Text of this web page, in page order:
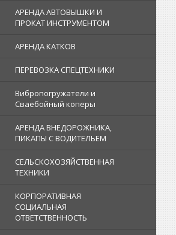
АРЕНДА АВТОВЫШКИ И
ПРОКАТ ИНСТРУМЕНТОМ
АРЕНДА КАТКОВ
ПЕРЕВОЗКА СПЕЦТЕХНИКИ
Вибропогружатели и
Сваебойный коперы
АРЕНДА ВНЕДОРОЖНИКА,
ПИКАПЫ С ВОДИТЕЛЬЕМ
СЕЛЬСКОХОЗЯЙСТВЕННАЯ
ТЕХНИКИ
КОРПОРАТИВНАЯ
СОЦИАЛЬНАЯ
ОТВЕТСТВЕННОСТЬ